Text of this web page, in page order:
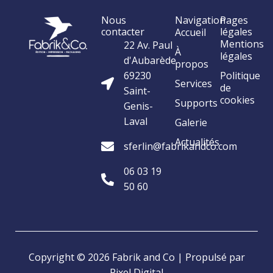
Navigation
Accueil
À
propos
Services
Supports
Galerie
Actualités
Pages
légales
Mentions
légales
Politique
de
cookies
Nous
contacter
22 Av. Paul
d'Aubarède
69230
Saint-
Genis-
Laval
sferlin@fabrikandco.com
06 03 19
50 60
Copyright © 2026 Fabrik and Co | Propulsé par